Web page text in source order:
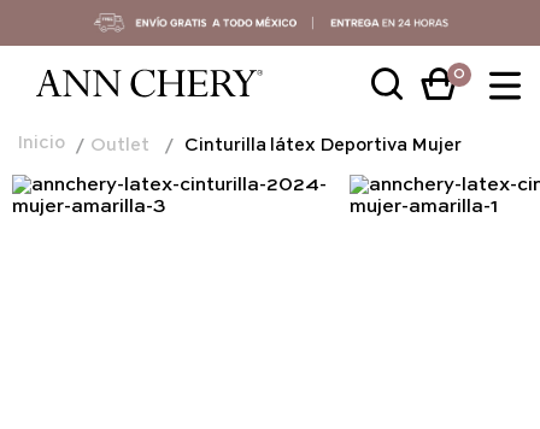
0
Outlet Cinturilla látex Deportiva Mujer